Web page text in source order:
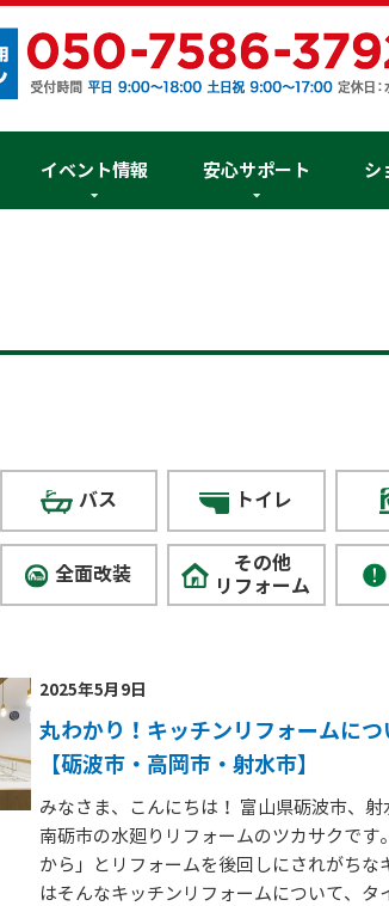
イベント情報 安心サポート シ
バス トイレ
全面改装
その他
リフォーム
2025年5月9日
丸わかり！キッチンリフォームにつ
【砺波市・高岡市・射水市】
みなさま、こんにちは！ 富山県砺波市、射
南砺市の水廻りリフォームのツカサクです
から」とリフォームを後回しにされがちな
はそんなキッチンリフォームについて、タ